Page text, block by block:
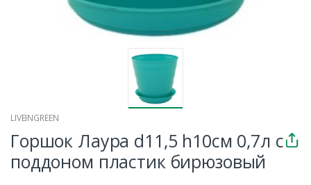
LIVEINGREEN
Горшок Лаура d11,5 h10см 0,7л с
поддоном пластик бирюзовый